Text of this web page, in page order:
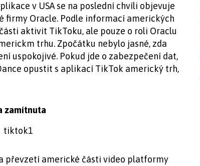
v USA se na poslední chvíli objevuje
firmy Oracle. Podle informací amerických
aktivit TikToku, ale pouze o roli Oraclu
trhu. Zpočátku nebylo jasné, zda
uspokojivé. Pokud jde o zabezpečení dat,
opustit s aplikací TikTok americký trh,
zamítnuta
převzetí americké části video platformy